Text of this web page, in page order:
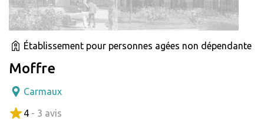
Établissement pour personnes agées non dépendante
Moffre
Carmaux
4 - 3 avis